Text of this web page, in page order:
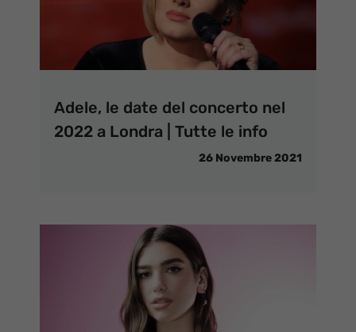
Adele, le date del concerto nel
2022 a Londra | Tutte le info
26 Novembre 2021